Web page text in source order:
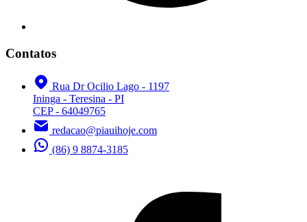
Contatos
Rua Dr Ocilio Lago - 1197
Ininga - Teresina - PI
CEP - 64049765
redacao@piauihoje.com
(86) 9 8874-3185